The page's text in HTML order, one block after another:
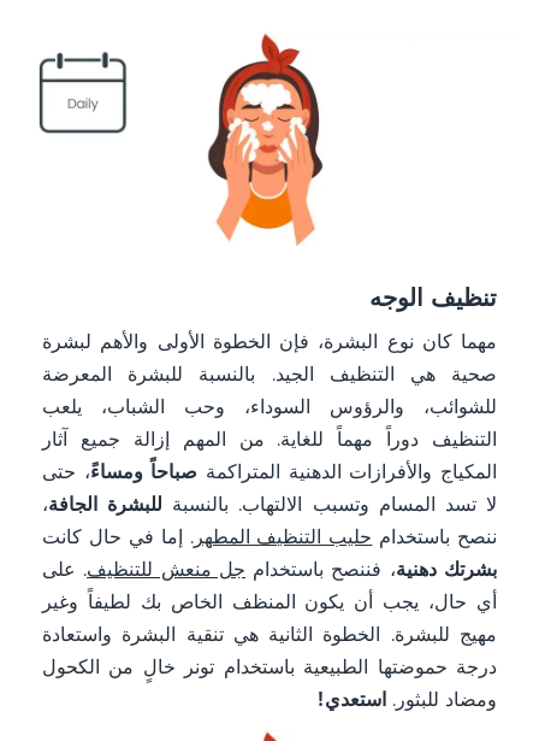
تنظيف الوجه
مهما كان نوع البشرة، فإن الخطوة الأولى والأهم لبشرة
صحية هي التنظيف الجيد. بالنسبة للبشرة المعرضة
للشوائب، والرؤوس السوداء، وحب الشباب، يلعب
التنظيف دوراً مهماً للغاية. من المهم إزالة جميع آثار
المكياج والأفرازات الدهنية المتراكمة صباحاً ومساءً، حتى
لا تسد المسام وتسبب الالتهاب. بالنسبة للبشرة الجافة،
ننصح باستخدامحليب التنظيف المطهر. إما في حال كانت
بشرتك دهنية، فننصح باستخدامجل منعش للتنظيف. على
أي حال، يجب أن يكون المنظف الخاص بك لطيفاً وغير
مهيج للبشرة. الخطوة الثانية هي تنقية البشرة واستعادة
درجة حموضتها الطبيعية باستخدام تونر خالٍ من الكحول
ومضاد للبثور. استعدي!